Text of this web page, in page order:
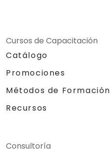
Cursos de Capacitación
Catálogo
Promociones
Métodos de Formación
Recursos
Consultoría